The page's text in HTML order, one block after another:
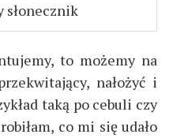
słonecznik
to możemy na
nałożyć i
taką po cebuli czy
co mi się udało